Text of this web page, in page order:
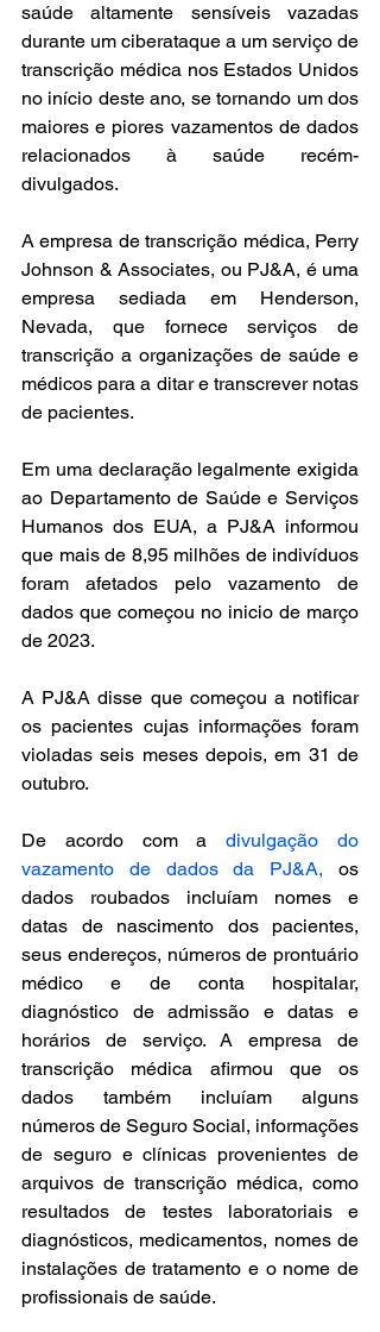
saúde altamente sensíveis vazadas
durante um ciberataque a um serviço de
transcrição médica nos Estados Unidos
no início deste ano, se tornando um dos
maiores e piores vazamentos de dados
relacionados à saúde recém-
divulgados.
A empresa de transcrição médica, Perry
Johnson & Associates, ou PJ&A, é uma
empresa sediada em Henderson,
Nevada, que fornece serviços de
transcrição a organizações de saúde e
médicos para a ditar e transcrever notas
de pacientes.
Em uma declaração legalmente exigida
ao Departamento de Saúde e Serviços
Humanos dos EUA, a PJ&A informou
que mais de 8,95 milhões de indivíduos
foram afetados pelo vazamento de
dados que começou no inicio de março
de 2023.
A PJ&A disse que começou a notificar
os pacientes cujas informações foram
violadas seis meses depois, em 31 de
outubro.
De acordo com a divulgação do
vazamento de dados da PJ&A, os
dados roubados incluíam nomes e
datas de nascimento dos pacientes,
seus endereços, números de prontuário
médico e de conta hospitalar,
diagnóstico de admissão e datas e
horários de serviço. A empresa de
transcrição médica afirmou que os
dados também incluíam alguns
números de Seguro Social, informações
de seguro e clínicas provenientes de
arquivos de transcrição médica, como
resultados de testes laboratoriais e
diagnósticos, medicamentos, nomes de
instalações de tratamento e o nome de
profissionais de saúde.